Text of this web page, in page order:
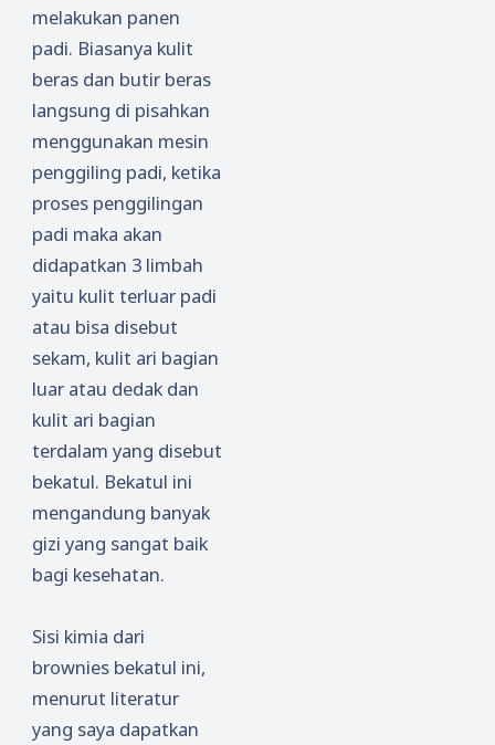
melakukan panen
padi. Biasanya kulit
beras dan butir beras
langsung di pisahkan
menggunakan mesin
penggiling padi, ketika
proses penggilingan
padi maka akan
didapatkan 3 limbah
yaitu kulit terluar padi
atau bisa disebut
sekam, kulit ari bagian
luar atau dedak dan
kulit ari bagian
terdalam yang disebut
bekatul. Bekatul ini
mengandung banyak
gizi yang sangat baik
bagi kesehatan.
Sisi kimia dari
brownies bekatul ini,
menurut literatur
yang saya dapatkan